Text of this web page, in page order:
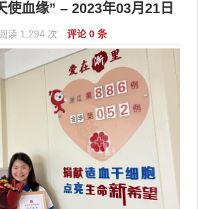
使血缘” – 2023年03月21日
读 1,294 次 评论 0 条